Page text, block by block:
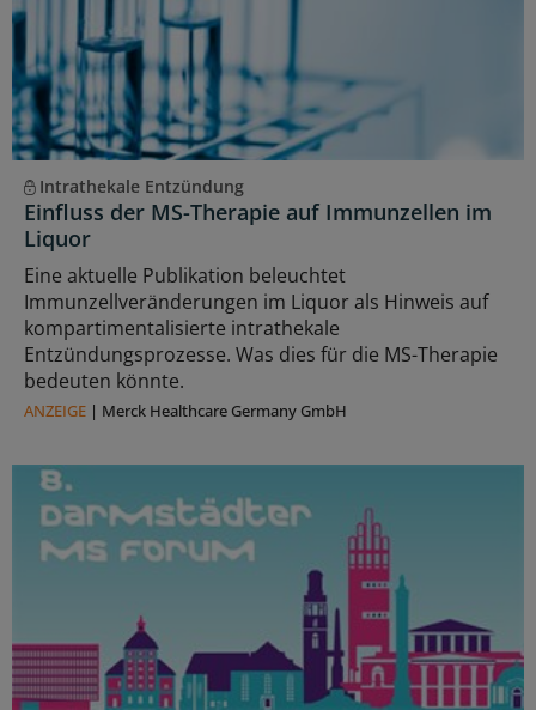
Intrathekale Entzündung
Einfluss der MS-Therapie auf Immunzellen im
Liquor
Eine aktuelle Publikation beleuchtet
Immunzellveränderungen im Liquor als Hinweis auf
kompartimentalisierte intrathekale
Entzündungsprozesse. Was dies für die MS-Therapie
bedeuten könnte.
ANZEIGE | Merck Healthcare Germany GmbH